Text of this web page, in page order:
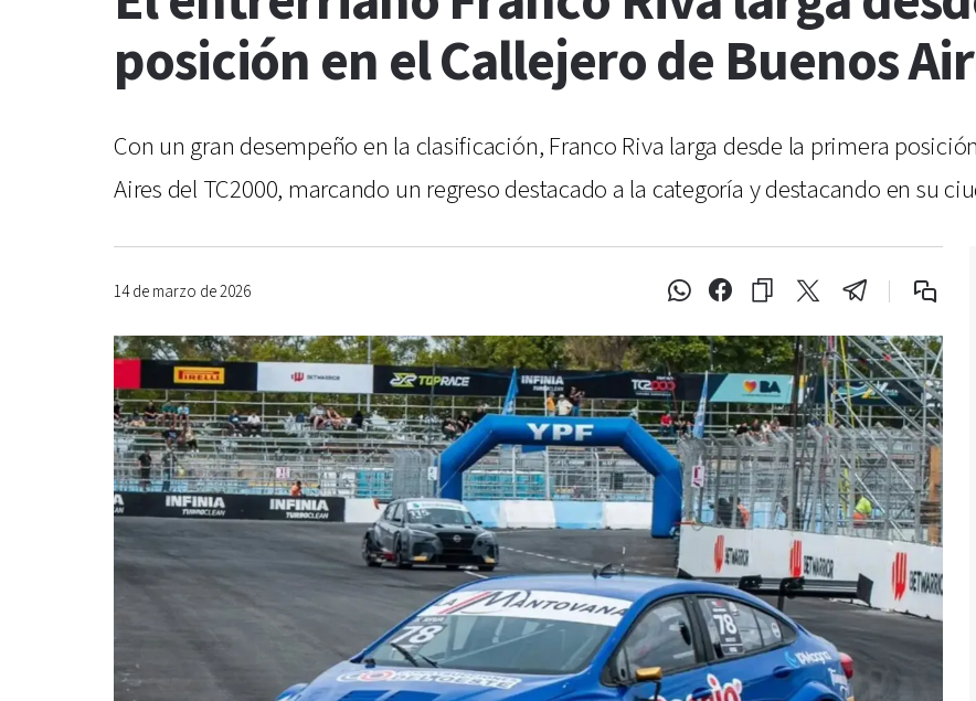
posición en el Callejero de Buenos
Con un gran desempeño en la clasificación, Franco Riva larga desde la primera
Aires del TC2000, marcando un regreso destacado a la categoría y destacando en su
14 de marzo de 2026